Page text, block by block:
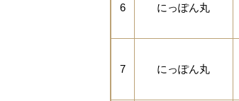
6 にっぽん丸
7 にっぽん丸